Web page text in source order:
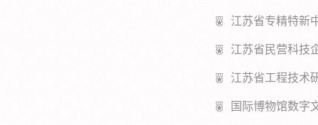
江苏省专精特新
江苏省民营科技
江苏省工程技术
国际博物馆数字